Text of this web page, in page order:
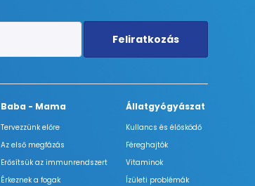
Feliratkozás
Baba - Mama
Tervezzünk előre
Az első megfázás
Erősítsük az immunrendszert
Érkeznek a fogak
Állatgyógyászat
Kullancs és élősködő
Féreghajtók
Vitaminok
Ízületi problémák